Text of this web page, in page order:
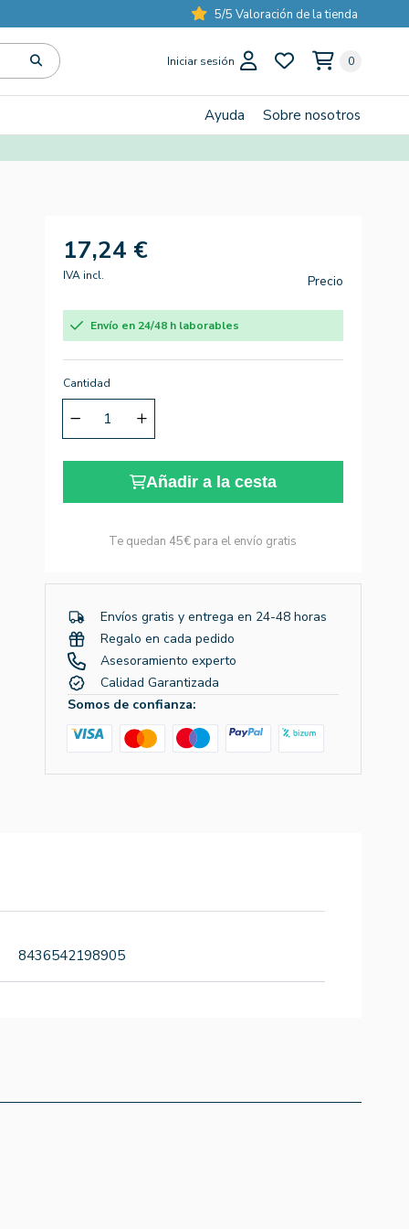
5/5 Valoración de la tienda
Iniciar sesión 0
Ayuda Sobre nosotros
17,24 €
IVA incl. Precio
Envío en 24/48 h laborables
Cantidad
Añadir a la cesta
Te quedan 45€ para el envío gratis
Envíos gratis y entrega en 24-48 horas
Regalo en cada pedido
Asesoramiento experto
Calidad Garantizada
Somos de confianza:
8436542198905